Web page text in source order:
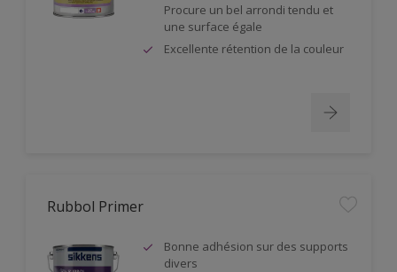
Procure un bel arrondi tendu et
une surface égale
Excellente rétention de la couleur
Rubbol Primer
Bonne adhésion sur des supports
divers